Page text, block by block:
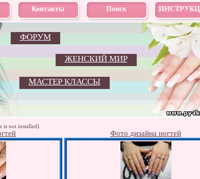
Контакты Поиск
ФОРУМ
ЖЕНСКИЙ МИР
МАСТЕР КЛАССЫ
is not installed)
Фото дизайна ногтей